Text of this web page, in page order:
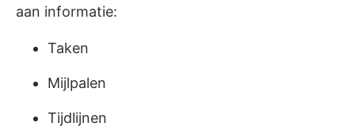
aan informatie:
Taken
Mijlpalen
Tijdlijnen